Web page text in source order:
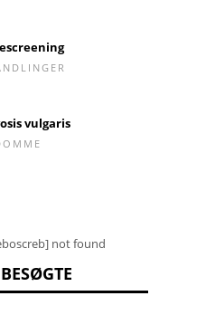
vulgaris
not found